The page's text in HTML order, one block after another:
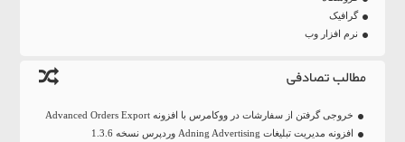
گرافیک
نرم افزار وب
مطالب تصادفی
خروجی گرفتن از سفارشات در ووکامرس با افزونه Advanced Orders Export
افزونه مدیریت تبلیغات Adning Advertising وردپرس نسخه 1.3.6